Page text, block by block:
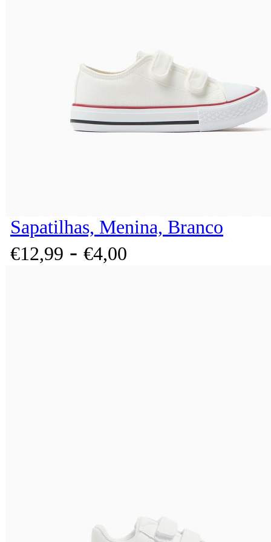
Sapatilhas, Menina, Branco
€12,99 - €4,00